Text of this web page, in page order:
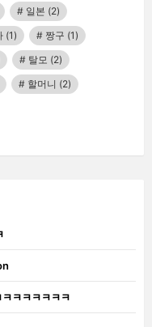
일본 (2)
(1) 짱구 (1)
탈모 (2)
할머니 (2)
ㅋㅋㅋㅋㅋㅋㅋㅋ